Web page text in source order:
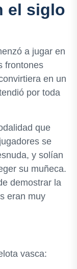
el siglo
a jugar en
frontones
en un
por toda
que
se
y solían
su muñeca.
demostrar la
eran muy
vasca: